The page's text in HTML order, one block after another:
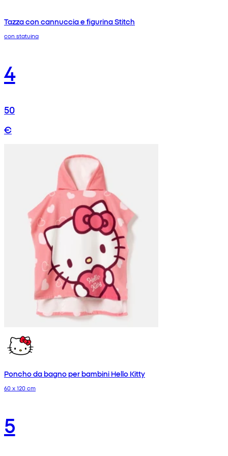
Tazza con cannuccia e figurina Stitch
con statuina
4
50
€
Poncho da bagno per bambini Hello Kitty
60 x 120 cm
5